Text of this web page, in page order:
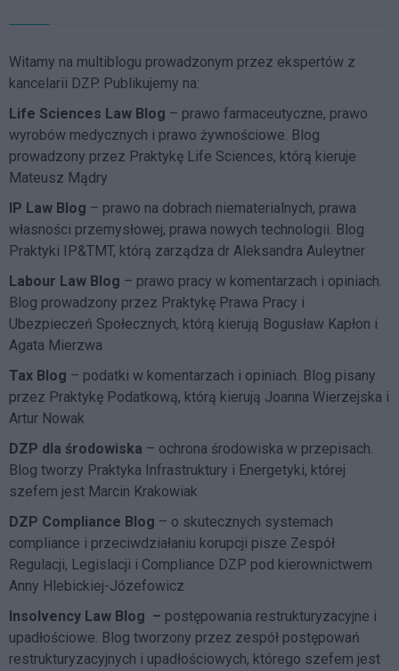
Witamy na multiblogu prowadzonym przez ekspertów z
kancelarii DZP. Publikujemy na:
Life Sciences Law Blog – prawo farmaceutyczne, prawo
wyrobów medycznych i prawo żywnościowe. Blog
prowadzony przez Praktykę Life Sciences, którą kieruje
Mateusz Mądry
IP Law Blog – prawo na dobrach niematerialnych, prawa
własności przemysłowej, prawa nowych technologii. Blog
Praktyki IP&TMT, którą zarządza dr Aleksandra Auleytner
Labour Law Blog – prawo pracy w komentarzach i opiniach.
Blog prowadzony przez Praktykę Prawa Pracy i
Ubezpieczeń Społecznych, którą kierują Bogusław Kapłon i
Agata Mierzwa
Tax Blog – podatki w komentarzach i opiniach. Blog pisany
przez Praktykę Podatkową, którą kierują Joanna Wierzejska i
Artur Nowak
DZP dla środowiska – ochrona środowiska w przepisach.
Blog tworzy Praktyka Infrastruktury i Energetyki, której
szefem jest Marcin Krakowiak
DZP Compliance Blog – o skutecznych systemach
compliance i przeciwdziałaniu korupcji pisze Zespół
Regulacji, Legislacji i Compliance DZP pod kierownictwem
Anny Hlebickiej-Józefowicz
Insolvency Law Blog – postępowania restrukturyzacyjne i
upadłościowe. Blog tworzony przez zespół postępowań
restrukturyzacyjnych i upadłościowych, którego szefem jest